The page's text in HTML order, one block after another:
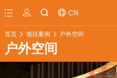
CN
首页 项目案例 户外空间
户外空间